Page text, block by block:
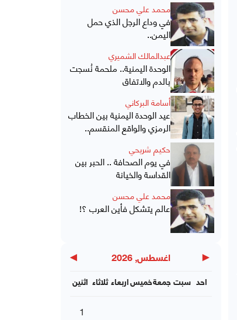
محمد علي محسن
في وداع الرجل الذي حمل
اليمن..
عبدالمالك الشميري
الوحدة اليمنية.. ملحمة نُسجت
بالدم والاتفاق
أسامة البركاني
عيد الوحدة اليمنية بين الخطاب
الرمزي والواقع المنقسم..
حكيم شريحي
في يوم الصحافة .. الحبر بين
القداسة والخيانة
محمد علي محسن
عالم يتشكل فأين العرب ؟!
◀ اغسطس, 2026 ▶
اثنين ثلاثاء اربعاءخميسجمعة سبت احد
1